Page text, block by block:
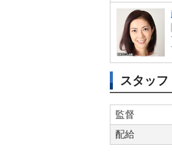
スタッフ
監督
配給